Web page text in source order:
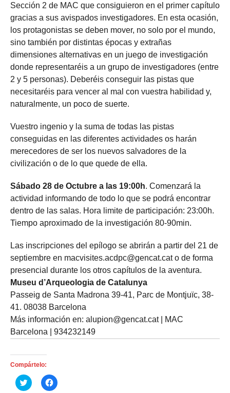
Sección 2 de MAC que consiguieron en el primer capítulo
gracias a sus avispados investigadores. En esta ocasión,
los protagonistas se deben mover, no solo por el mundo,
sino también por distintas épocas y extrañas
dimensiones alternativas en un juego de investigación
donde representaréis a un grupo de investigadores (entre
2 y 5 personas). Deberéis conseguir las pistas que
necesitaréis para vencer al mal con vuestra habilidad y,
naturalmente, un poco de suerte.
Vuestro ingenio y la suma de todas las pistas
conseguidas en las diferentes actividades os harán
merecedores de ser los nuevos salvadores de la
civilización o de lo que quede de ella.
Sábado 28 de Octubre a las 19:00h. Comenzará la
actividad informando de todo lo que se podrá encontrar
dentro de las salas. Hora limite de participación: 23:00h.
Tiempo aproximado de la investigación 80-90min.
Las inscripciones del epílogo se abrirán a partir del 21 de
septiembre en macvisites.acdpc@gencat.cat o de forma
presencial durante los otros capítulos de la aventura.
Museu d’Arqueologia de Catalunya
Passeig de Santa Madrona 39-41, Parc de Montjuïc, 38-
41. 08038 Barcelona
Más información en: alupion@gencat.cat | MAC
Barcelona | 934232149
Compártelo:
H
a
H
a